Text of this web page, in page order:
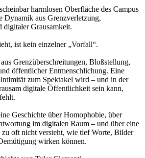
harmlosen Oberfläche des Campus
Dynamik aus Grenzverletzung,
digitaler Grausamkeit.
ist kein einzelner „Vorfall“.
Grenzüberschreitungen, Bloßstellung,
öffentlicher Entmenschlichung. Eine
zum Spektakel wird – und in der
digitale Öffentlichkeit sein kann,
Geschichte über Homophobie, über
im digitalen Raum – und über eine
zu oft nicht versteht, wie tief Worte, Bilder
wirken können.